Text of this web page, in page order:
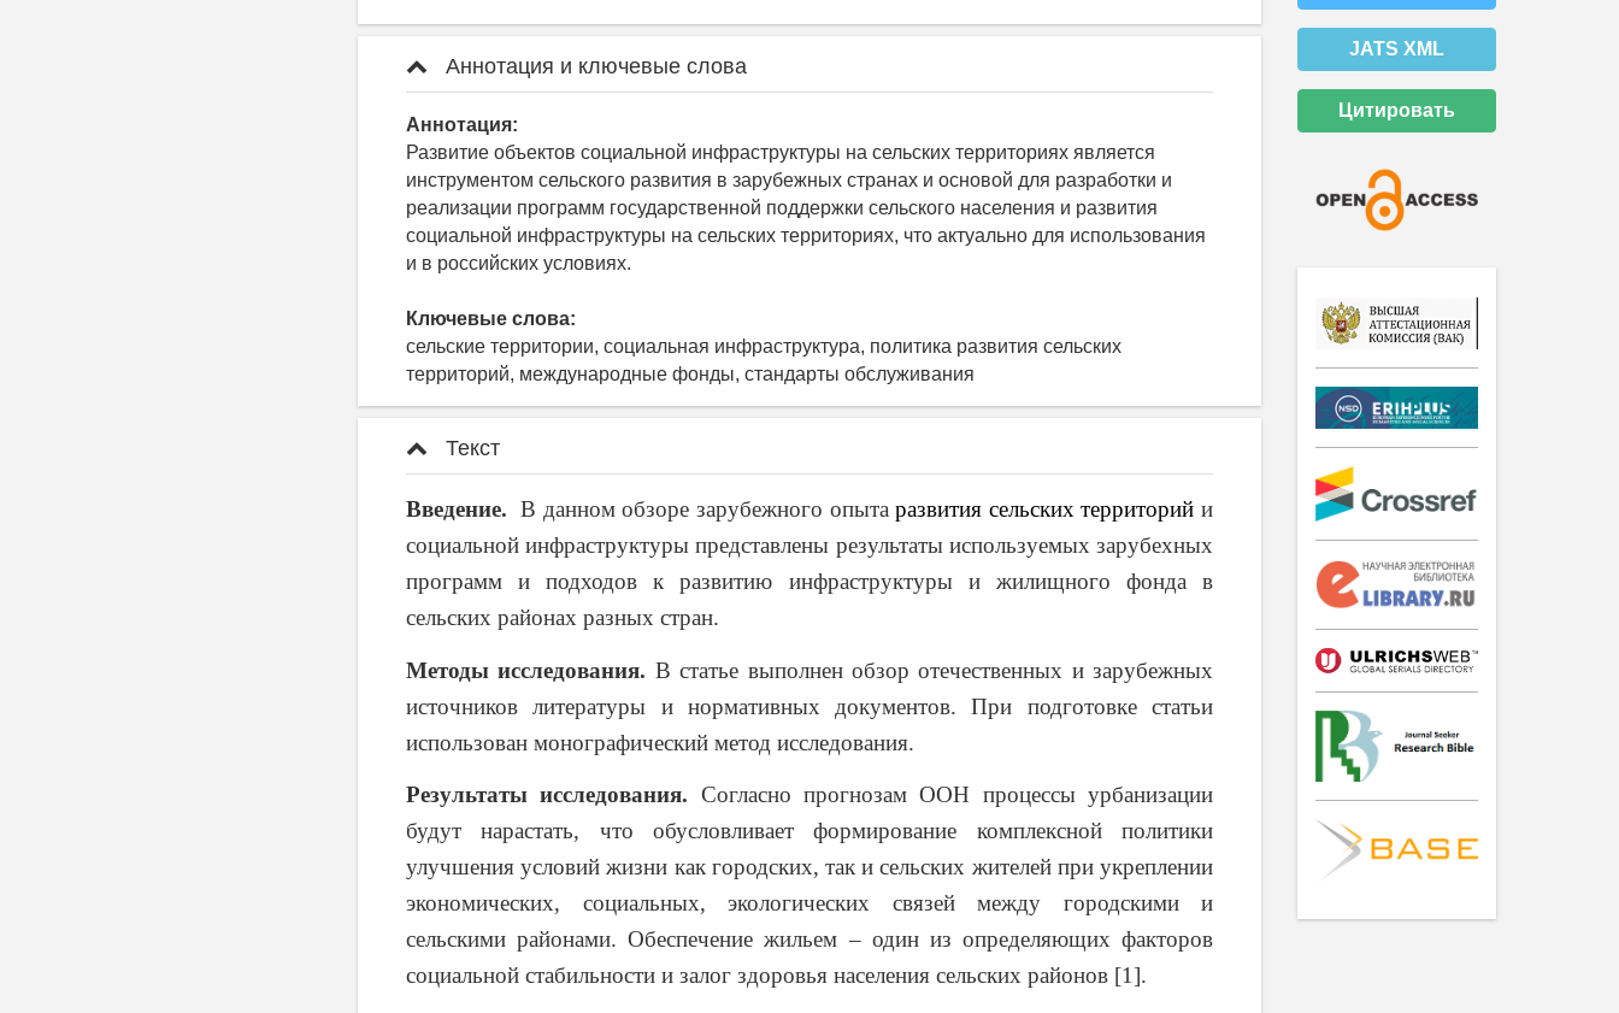
Аннотация и ключевые слова
Аннотация:
Развитие объектов социальной инфраструктуры на сельских территориях является
инструментом сельского развития в зарубежных странах и основой для разработки и
реализации программ государственной поддержки сельского населения и развития
социальной инфраструктуры на сельских территориях, что актуально для использования
и в российских условиях.
Ключевые слова:
сельские территории, социальная инфраструктура, политика развития сельских
территорий, международные фонды, стандарты обслуживания
Текст
Введение. В данном обзоре зарубежного опытаразвития сельских территорий и
социальной инфраструктуры представлены результаты используемых зарубехных
программ и подходов к развитию инфраструктуры и жилищного фонда в
сельских районах разных стран.
Методы исследования. В статье выполнен обзор отечественных и зарубежных
источников литературы и нормативных документов.
При подготовке статьи
использован монографический метод исследования.
Результаты исследования. Согласно прогнозам ООН процессы урбанизации
будут нарастать, что обусловливает формирование комплексной политики
улучшения условий жизни как городских, так и сельских жителей при укреплении
экономических, социальных, экологических связей между городскими и
сельскими районами. Обеспечение жильем – один из определяющих факторов
социальной стабильности и залог здоровья населения сельских районов [1].
JATS XML
Цитировать